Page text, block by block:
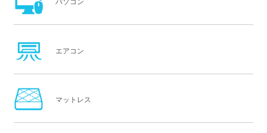
パソコン
エアコン
マットレス